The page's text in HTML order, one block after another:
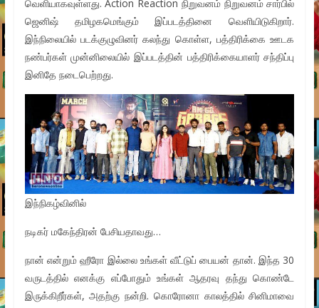
வெளியாகவுள்ளது. Action Reaction நிறுவனம் நிறுவனம் சார்பில்
ஜெனிஷ் தமிழகமெங்கும் இப்படத்தினை வெளியிடுகிறார்.
இந்நிலையில் படக்குழுவினர் கலந்து கொள்ள, பத்திரிக்கை ஊடக
நண்பர்கள் முன்னிலையில் இப்படத்தின் பத்திரிக்கையாளர் சந்திப்பு
இனிதே நடைபெற்றது.
இந்நிகழ்வினில்
நடிகர் மகேந்திரன் பேசியதாவது…
நான் என்றும் ஹீரோ இல்லை உங்கள் வீட்டுப் பையன் தான். இந்த 30
வருடத்தில் எனக்கு எப்போதும் உங்கள் ஆதரவு தந்து கொண்டே
இருக்கிறீர்கள், அதற்கு நன்றி. கொரோனா காலத்தில் சினிமாவை